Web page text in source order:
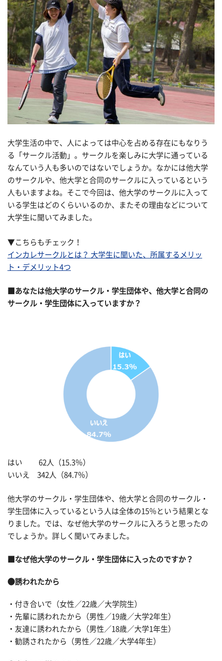
大学生活の中で、人によっては中心を占める存在にもなりう
る「サークル活動」。サークルを楽しみに大学に通っている
なんていう人も多いのではないでしょうか。なかには他大学
のサークルや、他大学と合同のサークルに入っているという
人もいますよね。そこで今回は、他大学のサークルに入って
いる学生はどのくらいいるのか、またその理由などについて
大学生に聞いてみました。
▼こちらもチェック！
インカレサークルとは？ 大学生に聞いた、所属するメリッ
ト・デメリット4つ
■あなたは他大学のサークル・学生団体や、他大学と合同の
サークル・学生団体に入っていますか？
はい 62人（15.3％）
いいえ 342人（84.7％）
他大学のサークル・学生団体や、他大学と合同のサークル・
学生団体に入っているという人は全体の15％という結果とな
りました。では、なぜ他大学のサークルに入ろうと思ったの
でしょうか。詳しく聞いてみました。
■なぜ他大学のサークル・学生団体に入ったのですか？
●誘われたから
・付き合いで（女性／22歳／大学院生）
・先輩に誘われたから（男性／19歳／大学2年生）
・友達に誘われたから（男性／18歳／大学1年生）
・勧誘されたから（男性／22歳／大学4年生）